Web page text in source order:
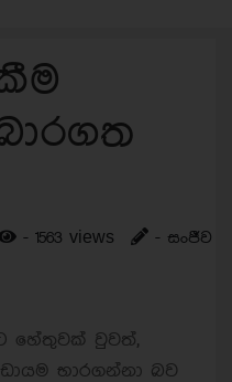
- 1563 views
- සංජීව
හේතුවක් වුවත්,
භාරගන්නා බව